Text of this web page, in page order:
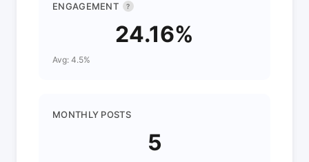
ENGAGEMENT ?
24.16%
Avg: 4.5%
MONTHLY POSTS
5